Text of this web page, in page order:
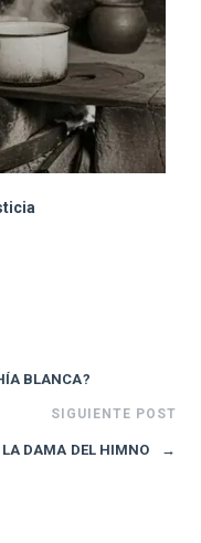
BLANCA?
SIGUIENTE POST
LA DAMA DEL HIMNO →